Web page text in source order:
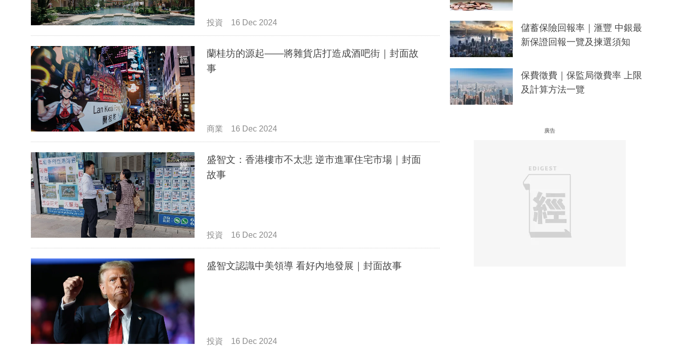
投資 16 Dec 2024
蘭桂坊的源起——將雜貨店打造成酒吧街｜封面故
事
商業 16 Dec 2024
盛智文：香港樓市不太悲 逆市進軍住宅市場｜封面
故事
投資 16 Dec 2024
盛智文認識中美領導 看好內地發展｜封面故事
投資 16 Dec 2024
儲蓄保險回報率｜滙豐 中銀最
新保證回報一覽及揀選須知
保費徵費｜保監局徵費率 上限
及計算方法一覽
廣告